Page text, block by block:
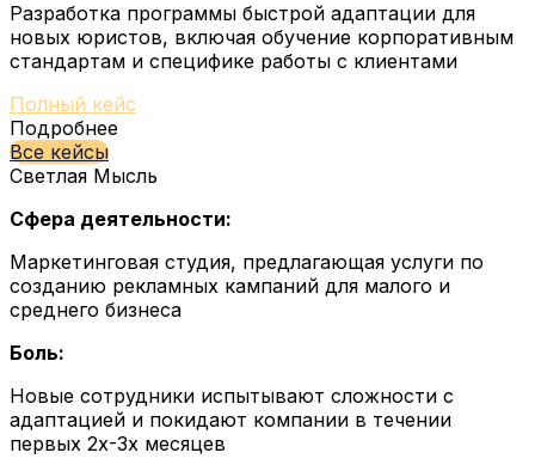
Разработка программы быстрой адаптации для
новых юристов, включая обучение корпоративным
стандартам и специфике работы с клиентами
Полный кейс
Подробнее
Все кейсы
Светлая Мысль
Сфера деятельности:
Маркетинговая студия, предлагающая услуги по
созданию рекламных кампаний для малого и
среднего бизнеса
Боль:
Новые сотрудники испытывают сложности с
адаптацией и покидают компании в течении
первых 2х-3х месяцев